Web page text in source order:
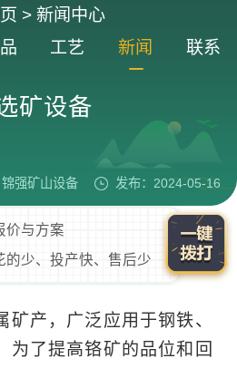
>新闻中心
工艺 新闻 联系
矿设备
强矿山设备 发布：2024-05-16
价与方案
的少、投产快、售后少
矿产，广泛应用于钢铁、
为了提高铬矿的品位和回